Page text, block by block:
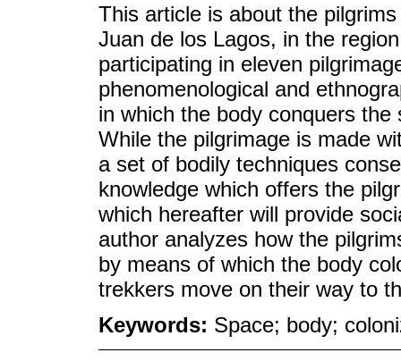
This article is about the
Juan de los Lagos, in the
participating in eleven
phenomenological and
in which the body conquers
While the pilgrimage is made
a set of bodily techniques
knowledge which offers the
which hereafter will provide
author analyzes how the
by means of which the body
trekkers move on their way to
Keywords: Space; body;